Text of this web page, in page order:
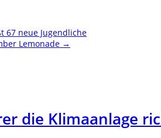
67 neue Jugendliche
Lemonade →
die Klimaanlage